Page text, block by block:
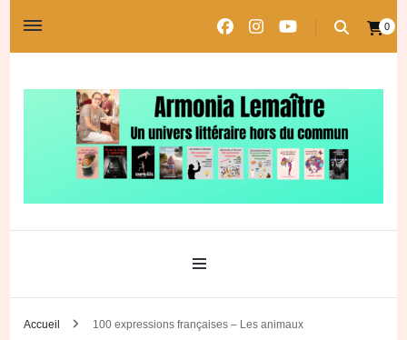
0
Les univers d'Armonia
Un univers littéraire hors du commun
Accueil 100 expressions françaises – Les animaux